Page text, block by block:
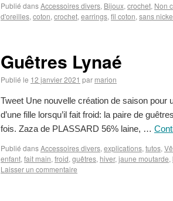
Publié dansAccessoires divers, Bijoux, crochet, Non
d'oreilles, coton, crochet, earrings, fil coton, sans
Guêtres Lynaé
Publié le 12 janvier 2021 par marion
Tweet Une nouvelle création de saison pour
d’une fille lorsqu’il fait froid: la paire de
fois. Zaza de PLASSARD 56% laine, …
Publié dansAccessoires divers, explications, tutos,
enfant, fait main, froid, guêtres, hiver, jaune moutarde,
Laisser un commentaire